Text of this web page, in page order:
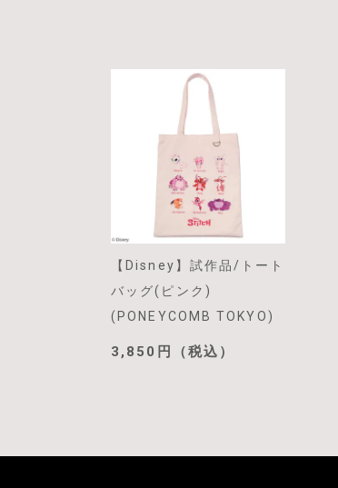
【Disney】試作品/トート
バッグ(ピンク)
(PONEYCOMB TOKYO)
3,850円（税込）